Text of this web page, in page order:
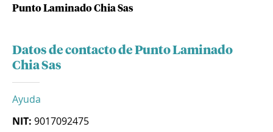
Punto Laminado Chia Sas
Datos de contacto de Punto Laminado
Chia Sas
Ayuda
NIT: 9017092475